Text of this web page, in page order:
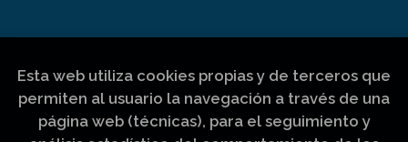
Esta web utiliza cookies propias y de terceros que
permiten al usuario la navegación a través de una
página web (técnicas), para el seguimiento y